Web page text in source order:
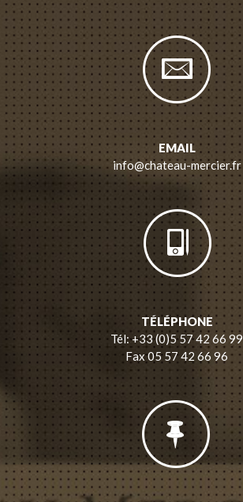
EMAIL
info@chateau-mercier.fr
TÉLÉPHONE
Tél: +33 (0)5 57 42 66 99
Fax 05 57 42 66 96